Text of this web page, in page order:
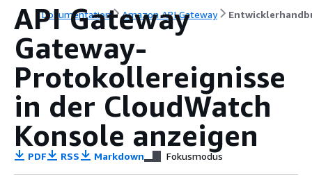
Dokumentation Amazon API Gateway
API Gateway
Gateway-
Protokollereignisse
in der CloudWatch
Konsole anzeigen
PDF RSS Markdown Fokusmodus